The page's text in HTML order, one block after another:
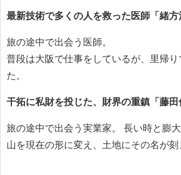
最新技術で多くの人を救った医師「緒方
旅の途中で出会う医師。
普段は大阪で仕事をしているが、里帰
た。
干拓に私財を投じた、財界の重鎮「藤田
旅の途中で出会う実業家。 長い時と膨
山を現在の形に変え、土地にその名が刻